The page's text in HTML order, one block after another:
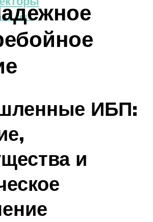
СВЕТ
ИБП:
и